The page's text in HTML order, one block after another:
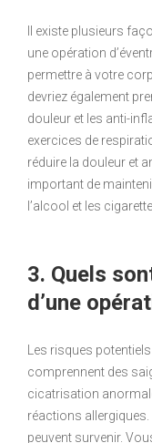
Il existe plusieurs
une opération
permettre à votre
devriez également
douleur et les anti-
exercices de
réduire la douleur et
important de
l’alcool et les
3. Quels
d’une
Les risques
comprennent des
cicatrisation
réactions
peuvent survenir.